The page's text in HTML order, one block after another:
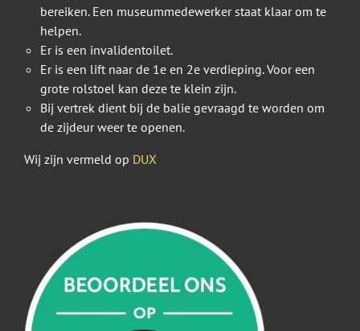
bereiken. Een museummedewerker staat klaar om te
helpen.
Er is een invalidentoilet.
Er is een lift naar de 1e en 2e verdieping. Voor een
grote rolstoel kan deze te klein zijn.
Bij vertrek dient bij de balie gevraagd te worden om
de zijdeur weer te openen.
Wij zijn vermeld op DUX